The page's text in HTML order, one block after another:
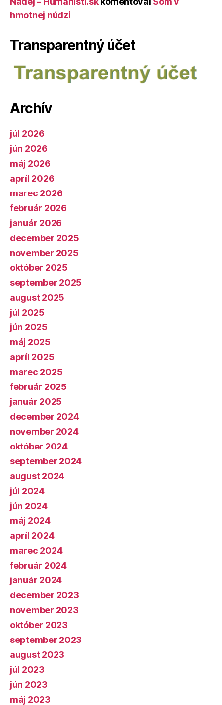
hmotnej núdzi
Transparentný účet
Archív
júl 2026
jún 2026
máj 2026
apríl 2026
marec 2026
február 2026
január 2026
december 2025
november 2025
október 2025
september 2025
august 2025
júl 2025
jún 2025
máj 2025
apríl 2025
marec 2025
február 2025
január 2025
december 2024
november 2024
október 2024
september 2024
august 2024
júl 2024
jún 2024
máj 2024
apríl 2024
marec 2024
február 2024
január 2024
december 2023
november 2023
október 2023
september 2023
august 2023
júl 2023
jún 2023
máj 2023